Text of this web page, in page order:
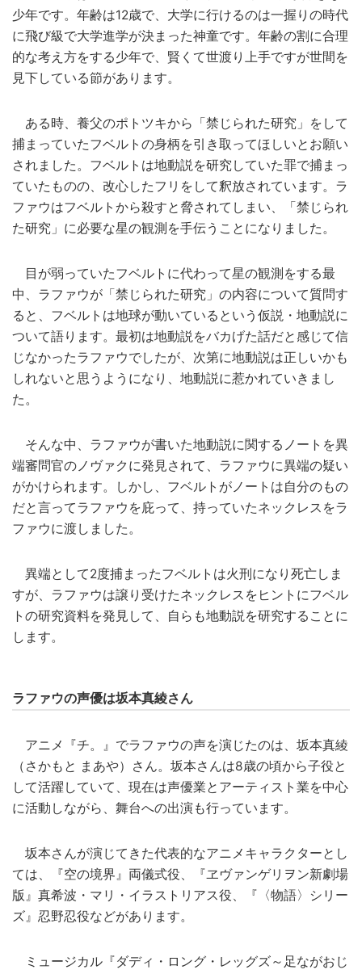
少年です。年齢は12歳で、大学に行けるのは一握りの時代
に飛び級で大学進学が決まった神童です。年齢の割に合理
的な考え方をする少年で、賢くて世渡り上手ですが世間を
見下している節があります。
ある時、養父のポトツキから「禁じられた研究」をして
捕まっていたフベルトの身柄を引き取ってほしいとお願い
されました。フベルトは地動説を研究していた罪で捕まっ
ていたものの、改心したフリをして釈放されています。ラ
ファウはフベルトから殺すと脅されてしまい、「禁じられ
た研究」に必要な星の観測を手伝うことになりました。
目が弱っていたフベルトに代わって星の観測をする最
中、ラファウが「禁じられた研究」の内容について質問す
ると、フベルトは地球が動いているという仮説・地動説に
ついて語ります。最初は地動説をバカげた話だと感じて信
じなかったラファウでしたが、次第に地動説は正しいかも
しれないと思うようになり、地動説に惹かれていきまし
た。
そんな中、ラファウが書いた地動説に関するノートを異
端審問官のノヴァクに発見されて、ラファウに異端の疑い
がかけられます。しかし、フベルトがノートは自分のもの
だと言ってラファウを庇って、持っていたネックレスをラ
ファウに渡しました。
異端として2度捕まったフベルトは火刑になり死亡しま
すが、ラファウは譲り受けたネックレスをヒントにフベル
トの研究資料を発見して、自らも地動説を研究することに
します。
ラファウの声優は坂本真綾さん
アニメ『チ。』でラファウの声を演じたのは、坂本真綾
（さかもと まあや）さん。坂本さんは8歳の頃から子役と
して活躍していて、現在は声優業とアーティスト業を中心
に活動しながら、舞台への出演も行っています。
坂本さんが演じてきた代表的なアニメキャラクターとし
ては、『空の境界』両儀式役、『ヱヴァンゲリヲン新劇場
版』真希波・マリ・イラストリアス役、『〈物語〉シリー
ズ』忍野忍役などがあります。
ミュージカル『ダディ・ロング・レッグズ～足ながおじ